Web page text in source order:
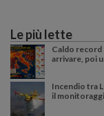
Le più lette
Caldo record
arrivare, poi
Incendio tra
il